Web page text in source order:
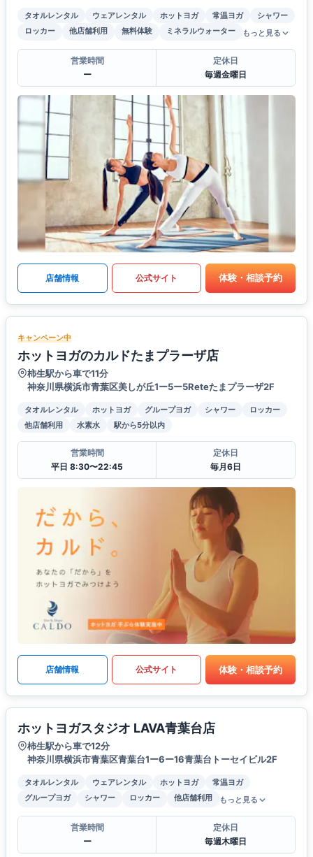
タオルレンタル ウェアレンタル ホットヨガ 常温ヨガ
シャワー
ロッカー
他店舗利用 無料体験 ミネラルウォーター もっと見る
営業時間
ー
定休日
毎週金曜日
店舗情報 公式サイト 体験・相談予約
キャンペーン中
ホットヨガのカルドたまプラーザ店
柿生駅から車で11分
神奈川県横浜市青葉区美しが丘1ー5ー5Reteたまプラーザ2F
タオルレンタル ホットヨガ グループヨガ シャワー
ロッカー
他店舗利用
水素水 駅から5分以内
営業時間
平日 8:30〜22:45
定休日
毎月6日
店舗情報 公式サイト 体験・相談予約
ホットヨガスタジオ LAVA青葉台店
柿生駅から車で12分
神奈川県横浜市青葉区青葉台1ー6ー16青葉台トーセイビル2F
タオルレンタル ウェアレンタル ホットヨガ
常温ヨガ
グループヨガ
シャワー ロッカー 他店舗利用 もっと見る
営業時間
ー
定休日
毎週木曜日